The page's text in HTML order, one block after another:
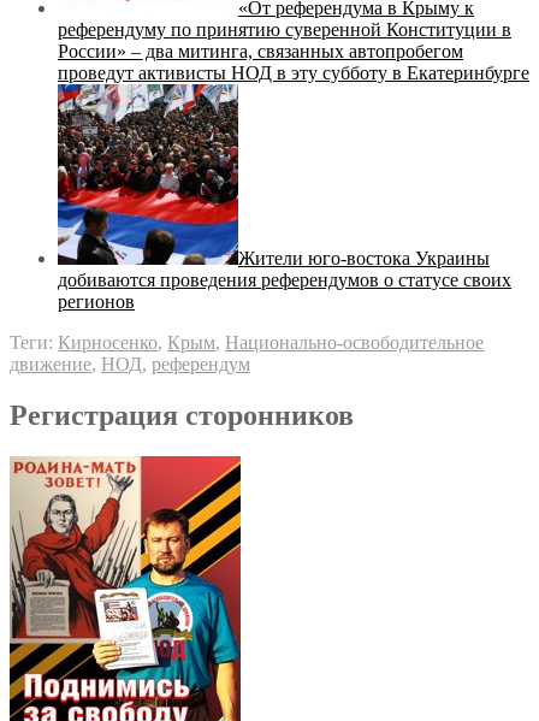
«От референдума в Крыму к
референдуму по принятию суверенной Конституции в
России» – два митинга, связанных автопробегом
проведут активисты НОД в эту субботу в Екатеринбурге
Жители юго-востока Украины
добиваются проведения референдумов о статусе своих
регионов
Теги: Кирносенко, Крым, Национально-освободительное
движение, НОД, референдум
Регистрация сторонников